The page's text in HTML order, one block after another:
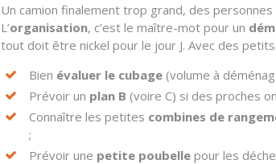
Un camion finalement trop grand, des
L’organisation, c’est le maître-mot pour un
tout doit être nickel pour le jour J. Avec des petits
Bien évaluer le cubage (volume à
Prévoir un plan B (voire C) si des proches
Connaître les petites combines de
;
Prévoir une petite poubelle pour les